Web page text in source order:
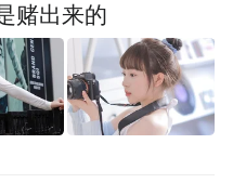
赌出来的